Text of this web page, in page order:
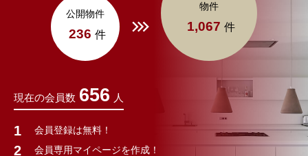
公開物件
236 件
物件
1,067 件
現在の会員数 656 人
会員登録は無料！
会員専用マイページを作成！